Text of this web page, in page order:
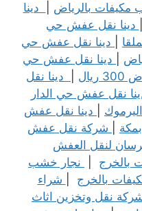
مكيفات بالرياض
دينا
دينا نقل عفش حي
دينا نقل عفش حي
دينا نقل عفش حي
دينا نقل
نقل عفش حي الدار
دينا نقل عفش
شركة نقل عفش
لنقل العفش
بالخرج
نجار خشب
بالخرج
شراء
نقل وتخزين اثاث